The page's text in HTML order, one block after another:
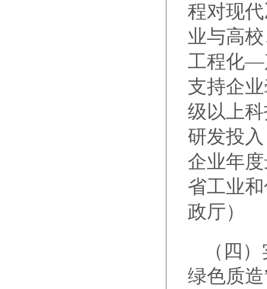
程对现
业与高
工程化—
支持企
级以上
研发投
企业年
省工业
政厅）
（四
绿色质